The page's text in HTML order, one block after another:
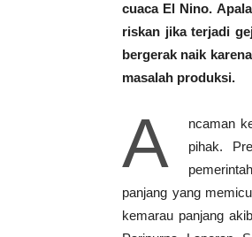
cuaca El Nino.
riskan jika terjadi
bergerak naik
masalah produksi.
A
ncaman
pihak.
panjang yang
kemarau panjang